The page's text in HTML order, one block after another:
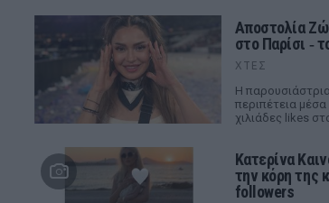
Αποστολία
στο Παρίσι ‑
ΧΤΕΣ
Η
περιπέτεια
χιλιάδες likes
Κατερίνα
την κόρη της
followers